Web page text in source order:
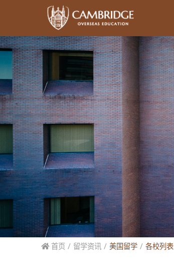
首页 留学资讯 美国留学 各校列表